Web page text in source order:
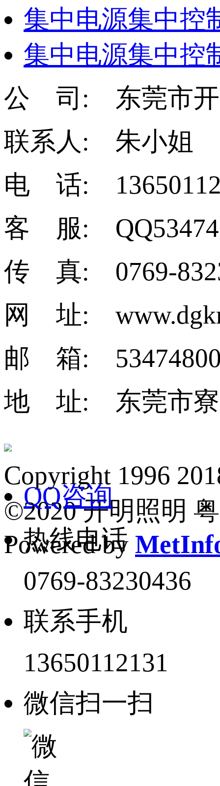
集中电源集中控
集中电源集中控
公 司: 东莞市开
联系人: 朱小姐
电 话:
客 服:
传 真: 0769-
网 址:
邮 箱:
地 址: 东莞市寮
Copyright 1996
©2020 开明照明
Powered by
QQ咨询
热线电话
0769-83230436
联系手机
13650112131
微信扫一扫